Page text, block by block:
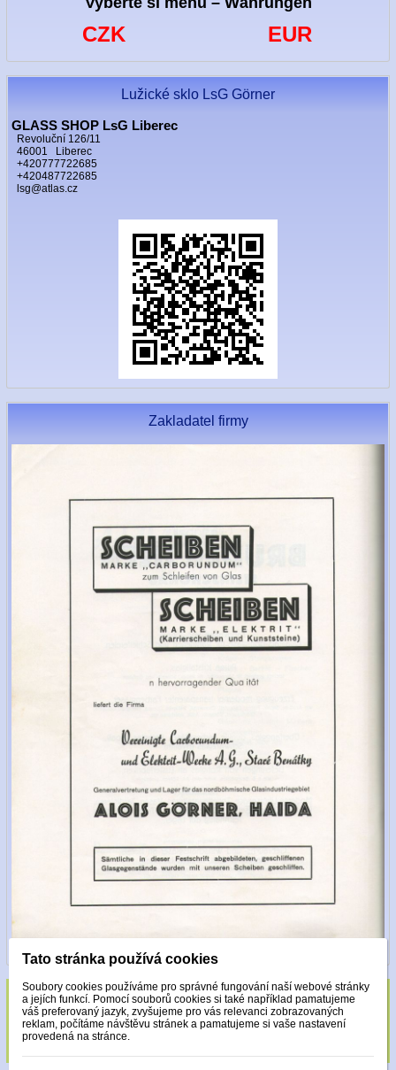
CZK EUR
Lužické sklo LsG Görner
GLASS SHOP LsG Liberec
Revoluční 126/11
46001 Liberec
+420777722685
+420487722685
lsg@atlas.cz
Zakladatel firmy
Sklo zdobeno pouze krystaly Made with
Swarovski.
Tato stránka používá cookies
Soubory cookies používáme pro správné fungování naší webové stránky
a jejích funkcí. Pomocí souborů cookies si také například pamatujeme
váš preferovaný jazyk, zvyšujeme pro vás relevanci zobrazovaných
reklam, počítáme návštěvu stránek a pamatujeme si vaše nastavení
provedená na stránce.